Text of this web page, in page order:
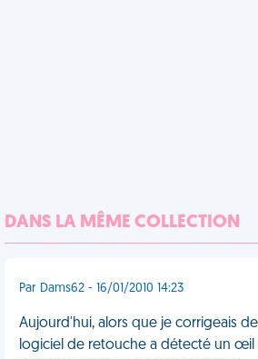
DANS LA MÊME COLLECTION
Par Dams62 - 16/01/2010 14:23
Aujourd'hui, alors que je corrigeais
logiciel de retouche a détecté un